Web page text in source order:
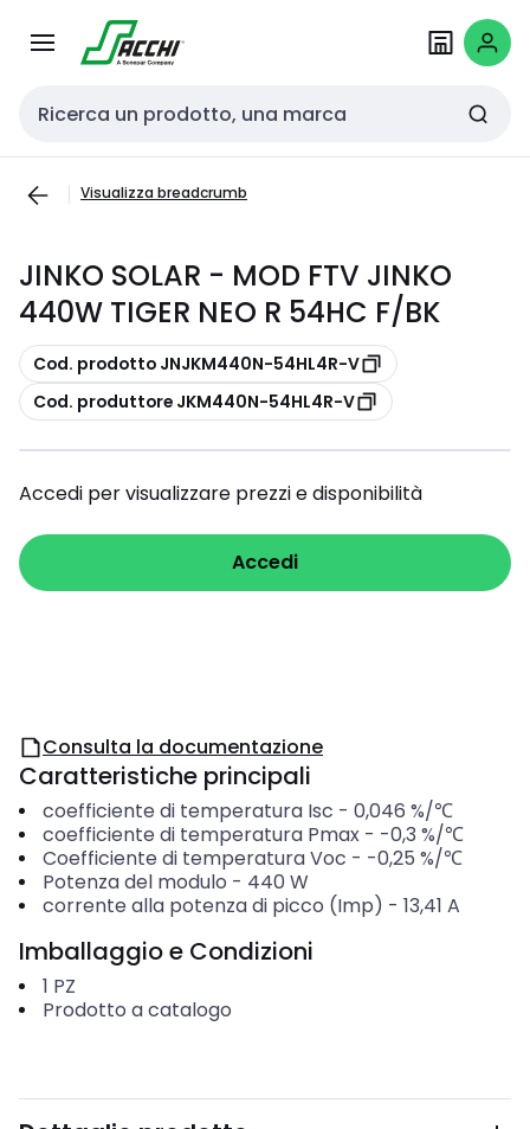
navigazionecontenuto
Cerca input
Visualizza breadcrumb
JINKO SOLAR - MOD FTV JINKO
440W TIGER NEO R 54HC F/BK
copia
Cod. prodotto JNJKM440N-54HL4R-V
copia
Cod. produttore JKM440N-54HL4R-V
Accedi per visualizzare prezzi e disponibilità
Accedi
Consulta la documentazione
Caratteristiche principali
coefficiente di temperatura Isc - 0,046 %/℃
coefficiente di temperatura Pmax- -0,3 %/℃
Coefficiente di temperatura Voc - -0,25 %/℃
Potenza del modulo - 440 W
corrente alla potenza di picco (Imp) - 13,41 A
Imballaggio e Condizioni
1 PZ
Prodotto a catalogo